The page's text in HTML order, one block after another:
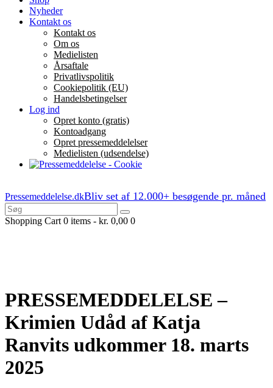
Nyheder
Kontakt os
Kontakt os
Om os
Medielisten
Årsaftale
Privatlivspolitik
Cookiepolitik (EU)
Handelsbetingelser
Log ind
Opret konto (gratis)
Kontoadgang
Opret pressemeddelelser
Medielisten (udsendelse)
Pressemeddelelse.dkBliv set af 12.000+ besøgende pr. måned
Shopping Cart 0 items - kr. 0,00 0
PRESSEMEDDELELSE –
Krimien Udåd af Katja
Ranvits udkommer 18. marts
2025